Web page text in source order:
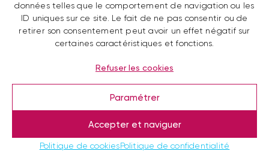
données telles que le comportement de navigation ou les
ID uniques sur ce site. Le fait de ne pas consentir ou de
retirer son consentement peut avoir un effet négatif sur
certaines caractéristiques et fonctions.
Accepter et naviguer
Refuser les cookies
Paramétrer
Politique de cookiesPolitique de confidentialité